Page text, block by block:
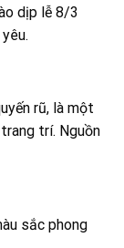
dịp lễ 8/3
rũ, là một
trí. Nguồn
sắc phong